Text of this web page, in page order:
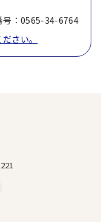
：0565-34-6764
さい。